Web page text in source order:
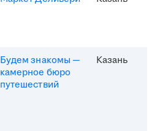
Будем знакомы —
камерное бюро
путешествий
Казань